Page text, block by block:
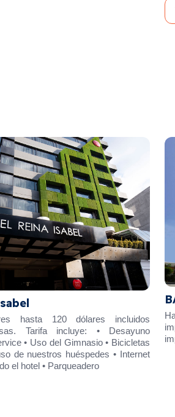
Bicicletas
• Internet
BA QUITO HOTEL
Habitaciones desde
impuestos, hasta Junior
impuestos.